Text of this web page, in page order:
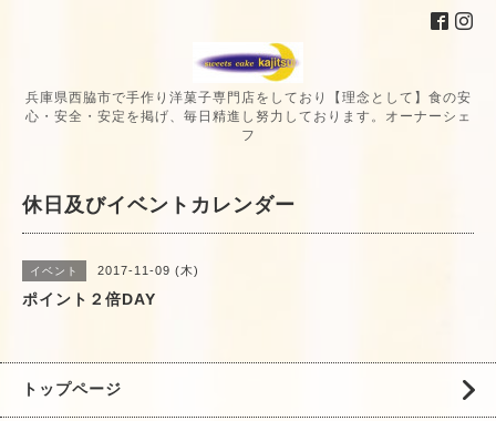
兵庫県西脇市で手作り洋菓子専門店をしており【理念として】食の安
心・安全・安定を掲げ、毎日精進し努力しております。オーナーシェ
フ
休日及びイベントカレンダー
イベント 2017-11-09 (木)
ポイント２倍DAY
トップページ